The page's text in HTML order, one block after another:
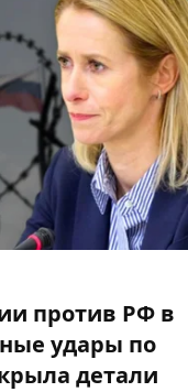
против РФ в
удары по
детали